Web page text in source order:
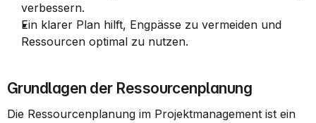
verbessern.
Ein klarer Plan hilft, Engpässe zu vermeiden und
Ressourcen optimal zu nutzen.
Grundlagen der Ressourcenplanung
Die Ressourcenplanung im Projektmanagement ist ein